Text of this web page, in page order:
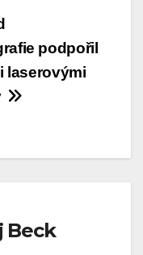
podpořil
laserovými
Beck